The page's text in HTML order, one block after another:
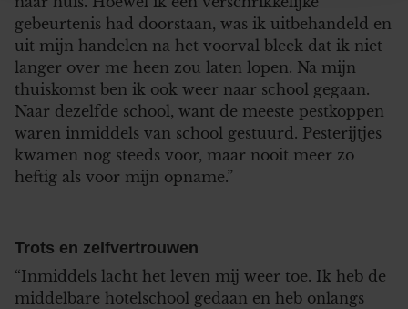
informatie over uw gebruik van onze site met onze
partners voor social media, adverteren en analyse. Deze
partners kunnen deze gegevens combineren met andere
informatie die u aan ze heeft verstrekt of die ze hebben
verzameld op basis van uw gebruik van hun services. U
gaat akkoord met onze cookies als u onze website blijft
gebruiken.
gebeurtenis had doorstaan, was ik uitbehandeld en
uit mijn handelen na het voorval bleek dat ik niet
langer over me heen zou laten lopen. Na mijn
thuiskomst ben ik ook weer naar school gegaan.
Naar dezelfde school, want de meeste pestkoppen
waren inmiddels van school gestuurd. Pesterijtjes
kwamen nog steeds voor, maar nooit meer zo
heftig als voor mijn opname.”
Trots en zelfvertrouwen
“Inmiddels lacht het leven mij weer toe. Ik heb de
middelbare hotelschool gedaan en heb onlangs